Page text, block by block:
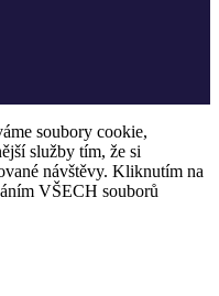
soubory cookie,
služby tím, že si
návštěvy. Kliknutím na
VŠECH souborů